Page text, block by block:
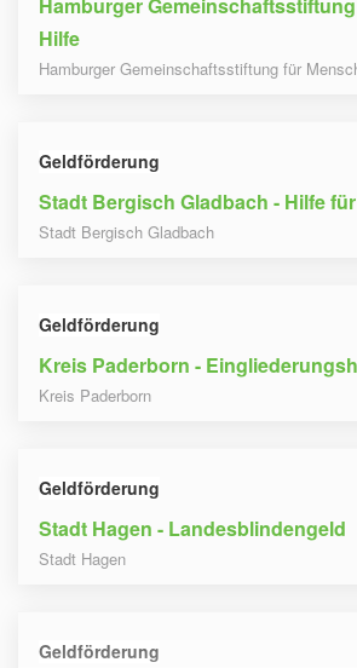
Hilfe
Hamburger Gemeinschaftsstiftung für
Geldförderung
Stadt Bergisch Gladbach - Hilfe
Stadt Bergisch Gladbach
Geldförderung
Kreis Paderborn -
Kreis Paderborn
Geldförderung
Stadt Hagen - Landesblindengeld
Stadt Hagen
Geldförderung